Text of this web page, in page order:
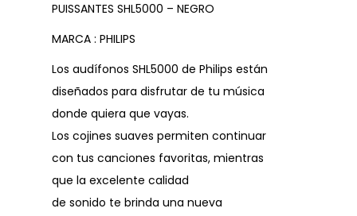
PUISSANTES SHL5000 – NEGRO
MARCA : PHILIPS
Los audífonos SHL5000 de Philips están
diseñados para disfrutar de tu música
donde quiera que vayas.
Los cojines suaves permiten continuar
con tus canciones favoritas, mientras
que la excelente calidad
de sonido te brinda una nueva